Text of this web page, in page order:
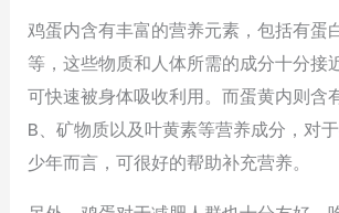
鸡蛋内含有丰富的营养元素，包括有蛋
等，这些物质和人体所需的成分十分接
可快速被身体吸收利用。而蛋黄内则含
B、矿物质以及叶黄素等营养成分，对
少年而言，可很好的帮助补充营养。